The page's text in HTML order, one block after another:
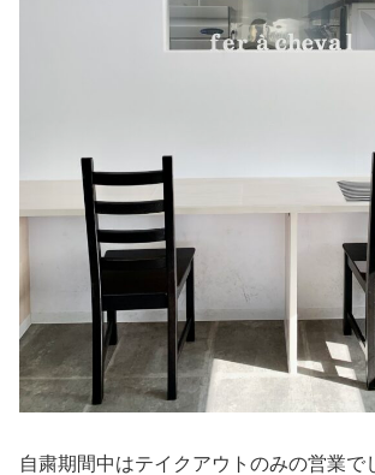
自粛期間中はテイクアウトのみの営業で